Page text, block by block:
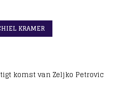
KRAMER
komst van Zeljko Petrovic